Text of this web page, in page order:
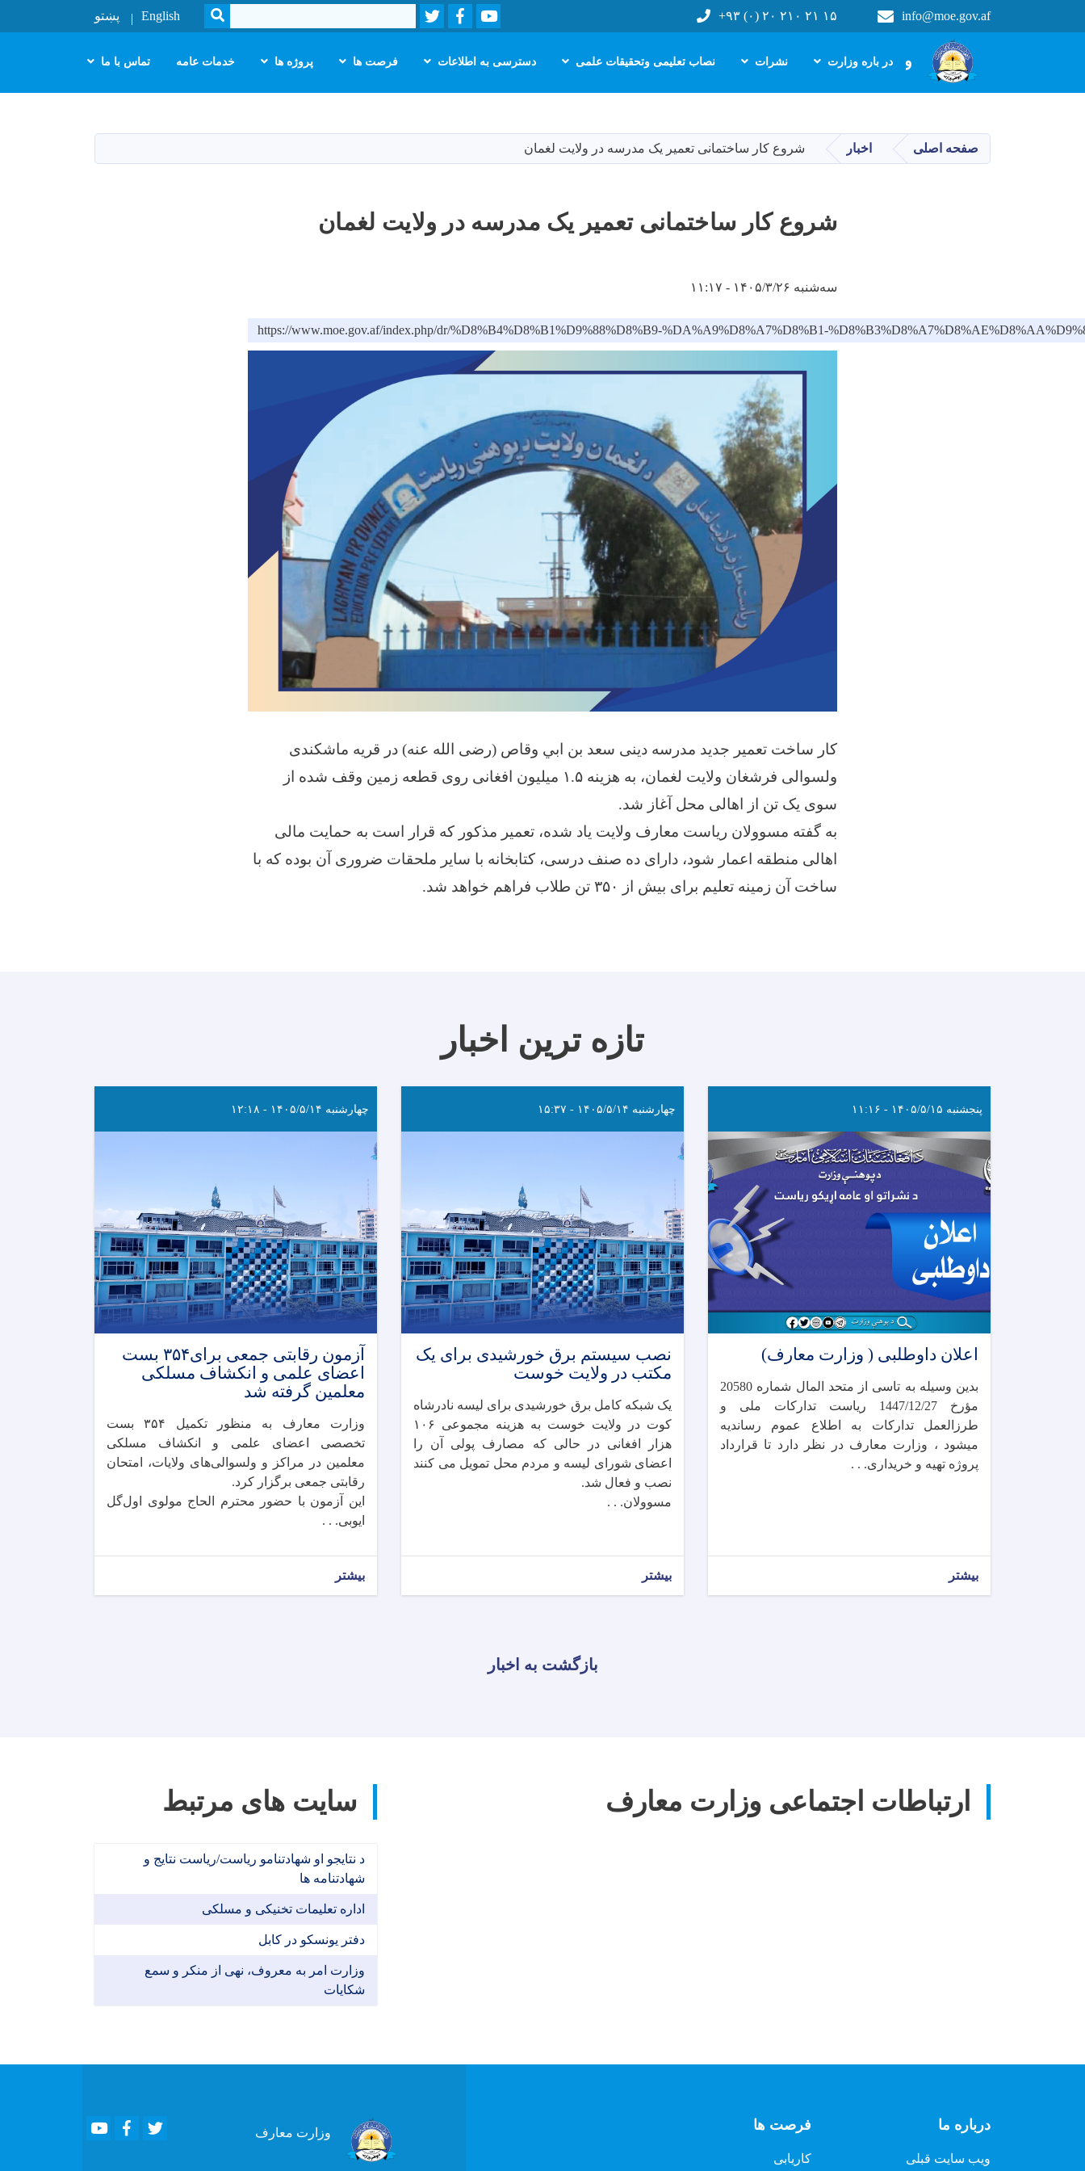
main
content
info@moe.gov.af +۹۳ (۰) ۲۰ ۲۱۰ ۲۱ ۱۵ Youtube
Facebook
Twitter
Search
SEARCH
English پښتو
وزارت معارف
Main navigation
در باره وزارت نشرات نصاب تعلیمی وتحقیقات علمی دسترسی به اطلاعات فرصت ها پروژه ها خدمات عامه تماس با ما
صفحه اصلی اخبار شروع کار ساختمانی تعمیر یک مدرسه در ولایت لغمان
شروع کار ساختمانی تعمیر یک مدرسه در ولایت لغمان
سه‌شنبه ۱۴۰۵/۳/۲۶ - ۱۱:۱۷
https://www.moe.gov.af/index.php/dr/%D8%B4%D8%B1%D9%88%D8%B9-%DA%A9%D8%A7%D8%B1-
کار ساخت تعمیر جدید مدرسه دینی سعد بن ابي وقاص (رضی الله عنه) در قریه ماشکندی
ولسوالی فرشغان ولایت لغمان، به هزینه ۱.۵ میلیون افغانی روی قطعه زمین وقف شده از
سوی یک تن از اهالی محل آغاز شد.
به گفته مسوولان ریاست معارف ولایت یاد شده، تعمیر مذکور که قرار است به حمایت مالی
اهالی منطقه اعمار شود، دارای ده صنف درسی، کتابخانه با سایر ملحقات ضروری آن بوده که با
ساخت آن زمینه تعلیم برای بیش از ۳۵۰ تن طلاب فراهم خواهد شد.
تازه ترین اخبار
پنجشنبه ۱۴۰۵/۵/۱۵ - ۱۱:۱۶
اعلان داوطلبی ( وزارت معارف)
بدین وسیله به تاسی از متحد المال شماره 20580
مؤرخ 1447/12/27 ریاست تدارکات ملی و
طرزالعمل تدارکات به اطلاع عموم رساندیه
میشود ، وزارت معارف در نظر دارد تا قرارداد
پروژه تهیه و خریداری. . .
بیشتر
چهارشنبه ۱۴۰۵/۵/۱۴ - ۱۵:۳۷
نصب سیستم برق خورشیدی برای یک
مکتب در ولایت خوست
یک شبکه کامل برق خورشیدی برای لیسه نادرشاه
کوت در ولایت خوست به هزینه مجموعی ۱۰۶
هزار افغانی در حالی که مصارف پولی آن را
اعضای شورای لیسه و مردم محل تمویل می کنند
نصب و فعال شد.
مسوولان. . .
بیشتر
چهارشنبه ۱۴۰۵/۵/۱۴ - ۱۲:۱۸
آزمون رقابتی جمعی برای۳۵۴ بست
اعضای علمی و انکشاف مسلکی
معلمین گرفته شد
وزارت معارف به‌ منظور تکمیل ۳۵۴ بست
تخصصی اعضای علمی و انکشاف مسلکی
معلمین در مراکز و ولسوالی‌های ولایات، امتحان
رقابتی جمعی برگزار کرد.
این آزمون با حضور محترم الحاج مولوی اول‌گل
ایوبی. . .
بیشتر
بازگشت به اخبار
ارتباطات اجتماعی وزارت معارف سایت های مرتبط
د نتایجو او شهادتنامو ریاست/ریاست نتایج و
شهادتنامه ها
اداره تعلیمات تخنیکی و مسلکی
دفتر یونسکو در کابل
وزارت امر به معروف، نهی از منکر و سمع
شکایات
درباره ما
ویب سایت قبلی
فرصت ها
کاریابی
وزارت معارف
YoutubeFacebook